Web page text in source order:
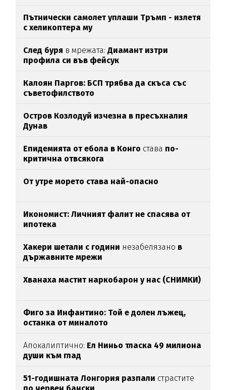
Пътнически самолет уплаши Тръмп - излетя
с хеликоптера му
След буря в мрежата:Диамант изтри
профила си във фейсук
Калоян Паргов: БСП трябва да скъса със
съветофилството
Остров Козлодуй изчезна в пресъхналия
Дунав
Епидемията от ебола в Конго става по-
критична отвсякога
От утре морето става най-опасно
Икономист: Личният фалит не спасява от
ипотека
Хакери шетали с години незабелязано в
държавните мрежи
Хванаха мастит наркобарон у нас (СНИМКИ)
Фиго за Инфантино: Той е долен лъжец,
останка от миналото
Апокалиптично: Ел Ниньо тласка 49 милиона
души към глад
51-годишната Лонгория разпали страстите